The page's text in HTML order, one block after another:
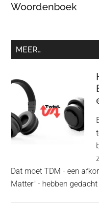
Woordenboek
MEER…
Dat moet TDM - een
Matter" - hebben